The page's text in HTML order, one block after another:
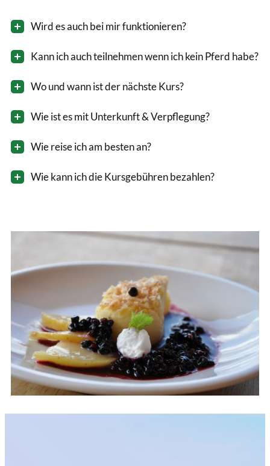
Wird es auch bei mir funktionieren?
Kann ich auch teilnehmen wenn ich kein Pferd habe?
Wo und wann ist der nächste Kurs?
Wie ist es mit Unterkunft & Verpflegung?
Wie reise ich am besten an?
Wie kann ich die Kursgebühren bezahlen?